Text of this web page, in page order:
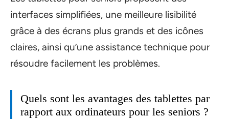
interfaces simplifiées, une meilleure lisibilité
grâce à des écrans plus grands et des icônes
claires, ainsi qu’une assistance technique pour
résoudre facilement les problèmes.
Quels sont les avantages des tablettes par
rapport aux ordinateurs pour les seniors ?